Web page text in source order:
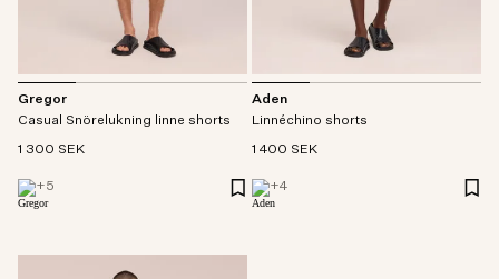
Gregor
Casual Snörelukning linne shorts
1 300 SEK
+5
Aden
Linnéchino shorts
1 400 SEK
+4